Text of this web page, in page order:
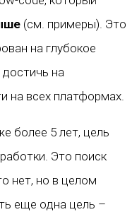
(см. примеры). Это
на глубокое
на
на всех платформах.
более 5 лет, цель
Это поиск
нет, но в целом
еще одна цель –